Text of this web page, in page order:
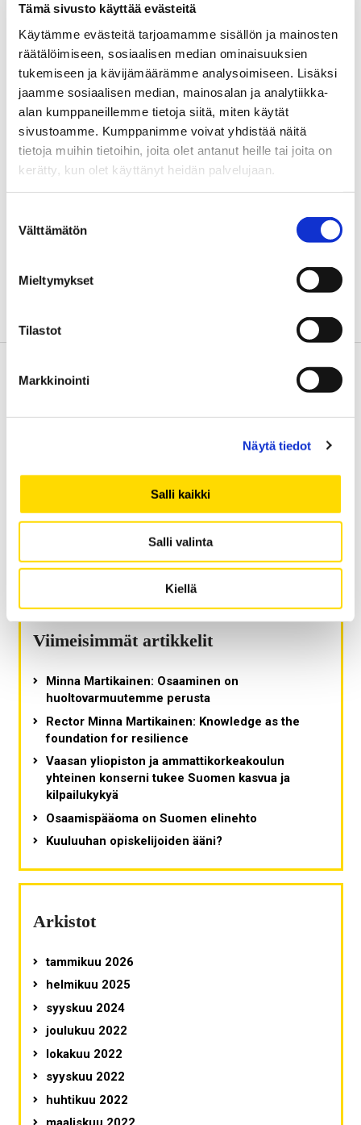
Tämä sivusto käyttää evästeitä
Käytämme evästeitä tarjoamamme sisällön ja mainosten
räätälöimiseen, sosiaalisen median ominaisuuksien
tukemiseen ja kävijämäärämme analysoimiseen. Lisäksi
jaamme sosiaalisen median, mainosalan ja analytiikka-
alan kumppaneillemme tietoja siitä, miten käytät
sivustoamme. Kumppanimme voivat yhdistää näitä
tietoja muihin tietoihin, joita olet antanut heille tai joita on
kerätty, kun olet käyttänyt heidän palvelujaan.
valinta
Välttämätön
Mieltymykset
Tilastot
Markkinointi
Näytä tiedot
Salli kaikki
Salli valinta
Kiellä
Sähköpostiosoite
Kotisivu
Tallenna Nimeni, Sähköpostiosoitteeni Ja Kotisivuni
Tähän Selaimeen Seuraavaa Kommentointikertaa
tuo Vaasan yliopiston näkökulman
vuorottelevat rehtori, dekaanit sekä johtoryhmän ja
Viimeisimmät artikkelit
Minna Martikainen: Osaaminen on
huoltovarmuutemme perusta
Rector Minna Martikainen: Knowledge as the
foundation for resilience
Vaasan yliopiston ja ammattikorkeakoulun
yhteinen konserni tukee Suomen kasvua ja
kilpailukykyä
Osaamispääoma on Suomen elinehto
Kuuluuhan opiskelijoiden ääni?
Arkistot
tammikuu 2026
helmikuu 2025
syyskuu 2024
joulukuu 2022
lokakuu 2022
syyskuu 2022
huhtikuu 2022